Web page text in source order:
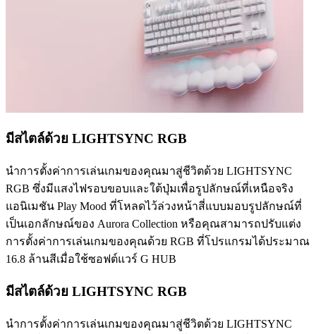
มีสไตล์ด้วย LIGHTSYNC RGB
นำการตั้งค่าการเล่นเกมของคุณมาสู่ชีวิตด้วย LIGHTSYNC
RGB ซึ่งมีแสงไฟรอบขอบและใต้ปุ่มเพื่อรูปลักษณ์ที่เหนือจริง
แอนิเมชัน Play Mood ที่โหลดไว้ล่วงหน้าสี่แบบมอบรูปลักษณ์ที่
เป็นเอกลักษณ์ของ Aurora Collection หรือคุณสามารถปรับแต่ง
การตั้งค่าการเล่นเกมของคุณด้วย RGB ที่โปรแกรมได้ประมาณ
16.8 ล้านสีเมื่อใช้ซอฟต์แวร์ G HUB
มีสไตล์ด้วย LIGHTSYNC RGB
นำการตั้งค่าการเล่นเกมของคุณมาสู่ชีวิตด้วย LIGHTSYNC